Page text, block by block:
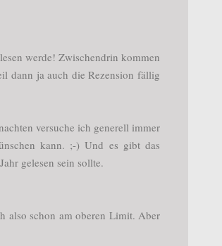
werde! Zwischendrin kommen
dann ja auch die Rezension fällig
versuche ich generell immer
kann. ;-) Und es gibt das
gelesen sein sollte.
also schon am oberen Limit. Aber